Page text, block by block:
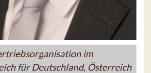
im
für Deutschland, Österreich